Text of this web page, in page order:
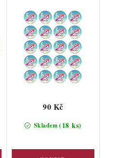
Skladem(18 ks)
90 Kč